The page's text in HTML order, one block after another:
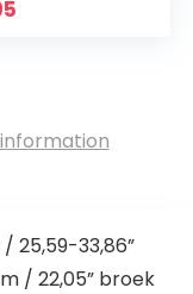
25,59-33,86”
/ 22,05” broek